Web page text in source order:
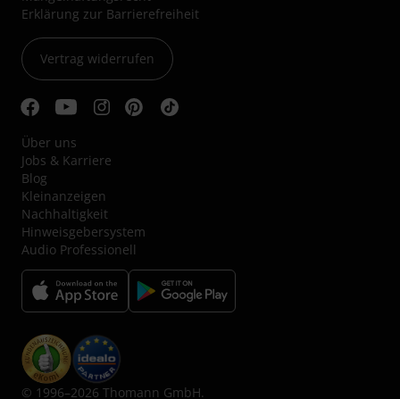
Erklärung zur Barrierefreiheit
Vertrag widerrufen
Über uns
Jobs & Karriere
Blog
Kleinanzeigen
Nachhaltigkeit
Hinweisgebersystem
Audio Professionell
© 1996–2026 Thomann GmbH.